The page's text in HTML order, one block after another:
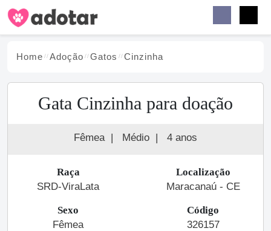
Home Adoção Gatos Cinzinha
Gata Cinzinha para doação
Fêmea | Médio | 4 anos
Raça
SRD-ViraLata
Localização
Maracanaú - CE
Sexo
Fêmea
Código
326157